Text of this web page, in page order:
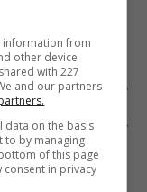
Следующий пост
ПЛОЩАДКУ
information from
other device
with 227
and our partners
data on the basis
to by managing
of this page
in privacy